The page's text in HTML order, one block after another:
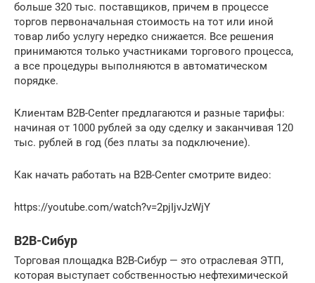
больше 320 тыс. поставщиков, причем в процессе
торгов первоначальная стоимость на тот или иной
товар либо услугу нередко снижается. Все решения
принимаются только участниками торгового процесса,
а все процедуры выполняются в автоматическом
порядке.
Клиентам B2B-Center предлагаются и разные тарифы:
начиная от 1000 рублей за оду сделку и заканчивая 120
тыс. рублей в год (без платы за подключение).
Как начать работать на B2B-Center смотрите видео:
https://youtube.com/watch?v=2pjIjvJzWjY
B2B-Сибур
Торговая площадка В2В-Сибур — это отраслевая ЭТП,
которая выступает собственностью нефтехимической